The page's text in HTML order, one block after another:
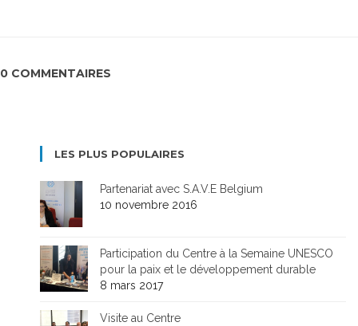
0 COMMENTAIRES
LES PLUS POPULAIRES
Partenariat avec S.A.V.E Belgium
10 novembre 2016
Participation du Centre à la Semaine UNESCO
pour la paix et le développement durable
8 mars 2017
Visite au Centre